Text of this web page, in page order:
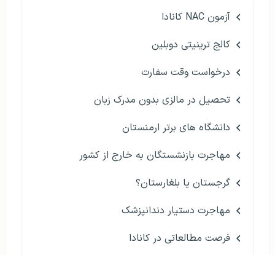
آزمون NAC کانادا
کالج ترینیتی دوبلین
درخواست وقت سفارت
تحصیل در مالزی بدون مدرک زبان
دانشگاه های برتر ارمنستان
مهاجرت بازنشستگان به خارج از کشور
گرجستان یا بلغارستان؟
مهاجرت دستیار دندانپزشک
فرصت مطالعاتی در کانادا